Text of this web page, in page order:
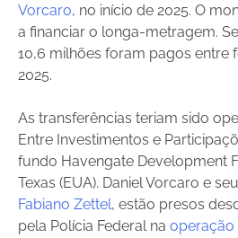
Vorcaro, no início de 2025. O
a financiar o longa-metragem.
10,6 milhões foram pagos entre
2025.
As transferências teriam sido
Entre Investimentos e
fundo Havengate Development
Texas (EUA). Daniel Vorcaro e
Fabiano Zettel, estão presos
pela Polícia Federal na operação